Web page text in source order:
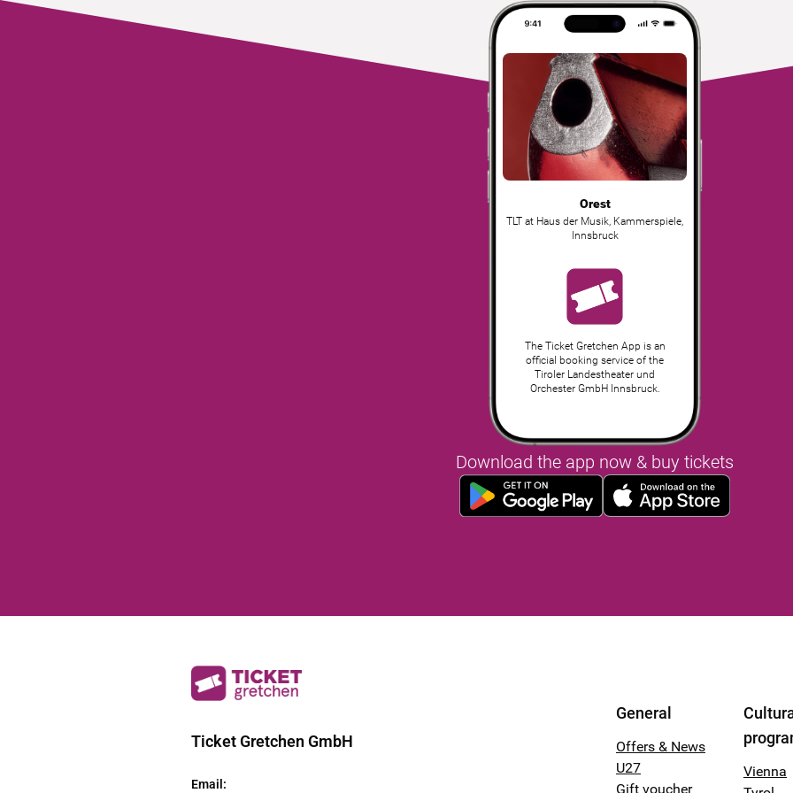
Orest
TLT at Haus der Musik, Kammerspiele,
Innsbruck
The Ticket Gretchen App is an
official booking service of the
Tiroler Landestheater und
Orchester GmbH Innsbruck.
Download the app now & buy tickets
Ticket Gretchen GmbH
Email :
General
Offers & News
U27
Gift voucher
Vienna